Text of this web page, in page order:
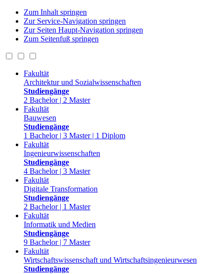
Zum Inhalt springen
Zur Service-Navigation springen
Zur Seiten Haupt-Navigation springen
Zum Seitenfuß springen
Fakultät
Architektur und Sozialwissenschaften
Studiengänge
2 Bachelor | 2 Master
Fakultät
Bauwesen
Studiengänge
1 Bachelor | 3 Master | 1 Diplom
Fakultät
Ingenieurwissenschaften
Studiengänge
4 Bachelor | 3 Master
Fakultät
Digitale Transformation
Studiengänge
2 Bachelor | 1 Master
Fakultät
Informatik und Medien
Studiengänge
9 Bachelor | 7 Master
Fakultät
Wirtschaftswissenschaft und Wirtschaftsingenieurwesen
Studiengänge